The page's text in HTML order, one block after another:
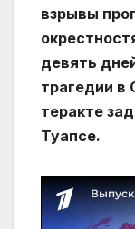
взрывы
девять
трагедии в
теракте
Туапсе.